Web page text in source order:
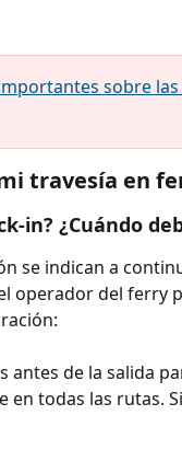
sobre
travesía en
in? ¿Cuándo
se indican a
operador del ferry
antes de la salida
en todas las rutas.